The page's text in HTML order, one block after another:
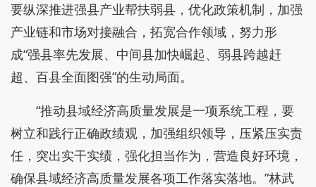
要纵深推进强县产业帮扶弱县，优化政策机制，加强
产业链和市场对接融合，拓宽合作领域，努力形
成“强县率先发展、中间县加快崛起、弱县跨越赶
超、百县全面图强”的生动局面。
“推动县域经济高质量发展是一项系统工程，要
树立和践行正确政绩观，加强组织领导，压紧压实责
任，突出实干实绩，强化担当作为，营造良好环境，
确保县域经济高质量发展各项工作落实落地。”林武